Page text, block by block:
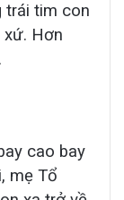
trái tim con
Hơn
cao bay
mẹ Tổ